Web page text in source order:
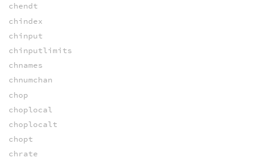
chendt
chindex
chinput
chinputlimits
chnames
chnumchan
chop
choplocal
choplocalt
chopt
chrate